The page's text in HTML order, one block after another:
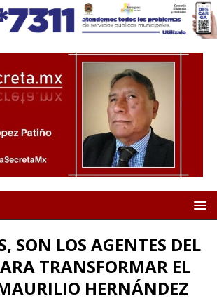
SON LOS AGENTES DEL
TRANSFORMAR EL
HERNÁNDEZ